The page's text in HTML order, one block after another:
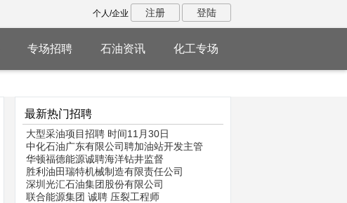
个人/企业 注册 登陆
专场招聘 石油资讯 化工专场
最新热门招聘
大型采油项目招聘 时间11月30日
中化石油广东有限公司聘加油站开发主管
华顿福德能源诚聘海洋钻井监督
胜利油田瑞特机械制造有限责任公司
深圳光汇石油集团股份有限公司
联合能源集团 诚聘 压裂工程师